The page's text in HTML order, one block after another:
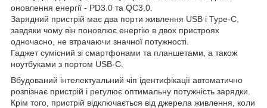
оновлення енергії - PD3.0 та QC3.0.
Зарядний пристрій має два порти живлення USB і Type-C,
завдяки чому він поновлює енергію в двох пристроях
одночасно, не втрачаючи значної потужності.
Гаджет сумісний зі смартфонами та планшетами, а також
ноутбуками з портом USB-C.
Вбудований інтелектуальний чіп ідентифікації автоматично
розпізнає пристрій і регулює оптимальну потужність зарядки.
Крім того, пристрій відключається від джерела живлення, коли